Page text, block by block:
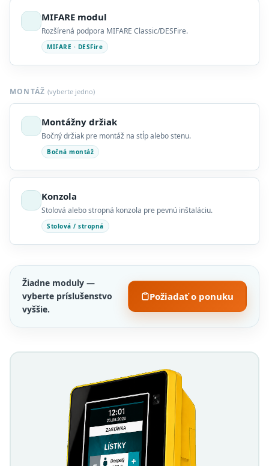
MIFARE modul
Rozšírená podpora MIFARE Classic/DESFire.
MIFARE · DESFire
MONTÁŽ(vyberte jedno)
Montážny držiak
Bočný držiak pre montáž na stĺp alebo stenu.
Bočná montáž
Konzola
Stolová alebo stropná konzola pre pevnú inštaláciu.
Stolová / stropná
Žiadne moduly —
vyberte príslušenstvo
vyššie.
Požiadať o ponuku